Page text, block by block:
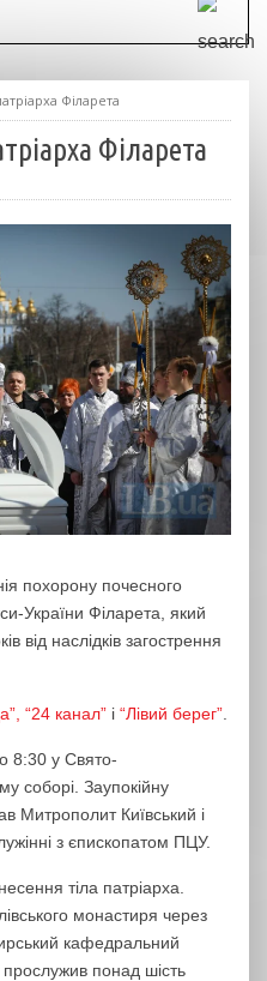
Філарета
Філарета
похорону почесного
України Філарета, який
від наслідків загострення
“24 канал” і “Лівий берег”
8:30 у Свято-
соборі. Заупокійну
Митрополит Київський і
з єпископатом ПЦУ.
тіла патріарха.
монастиря через
кафедральний
понад шість